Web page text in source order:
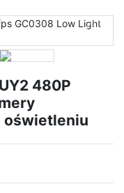
480P
oświetleniu